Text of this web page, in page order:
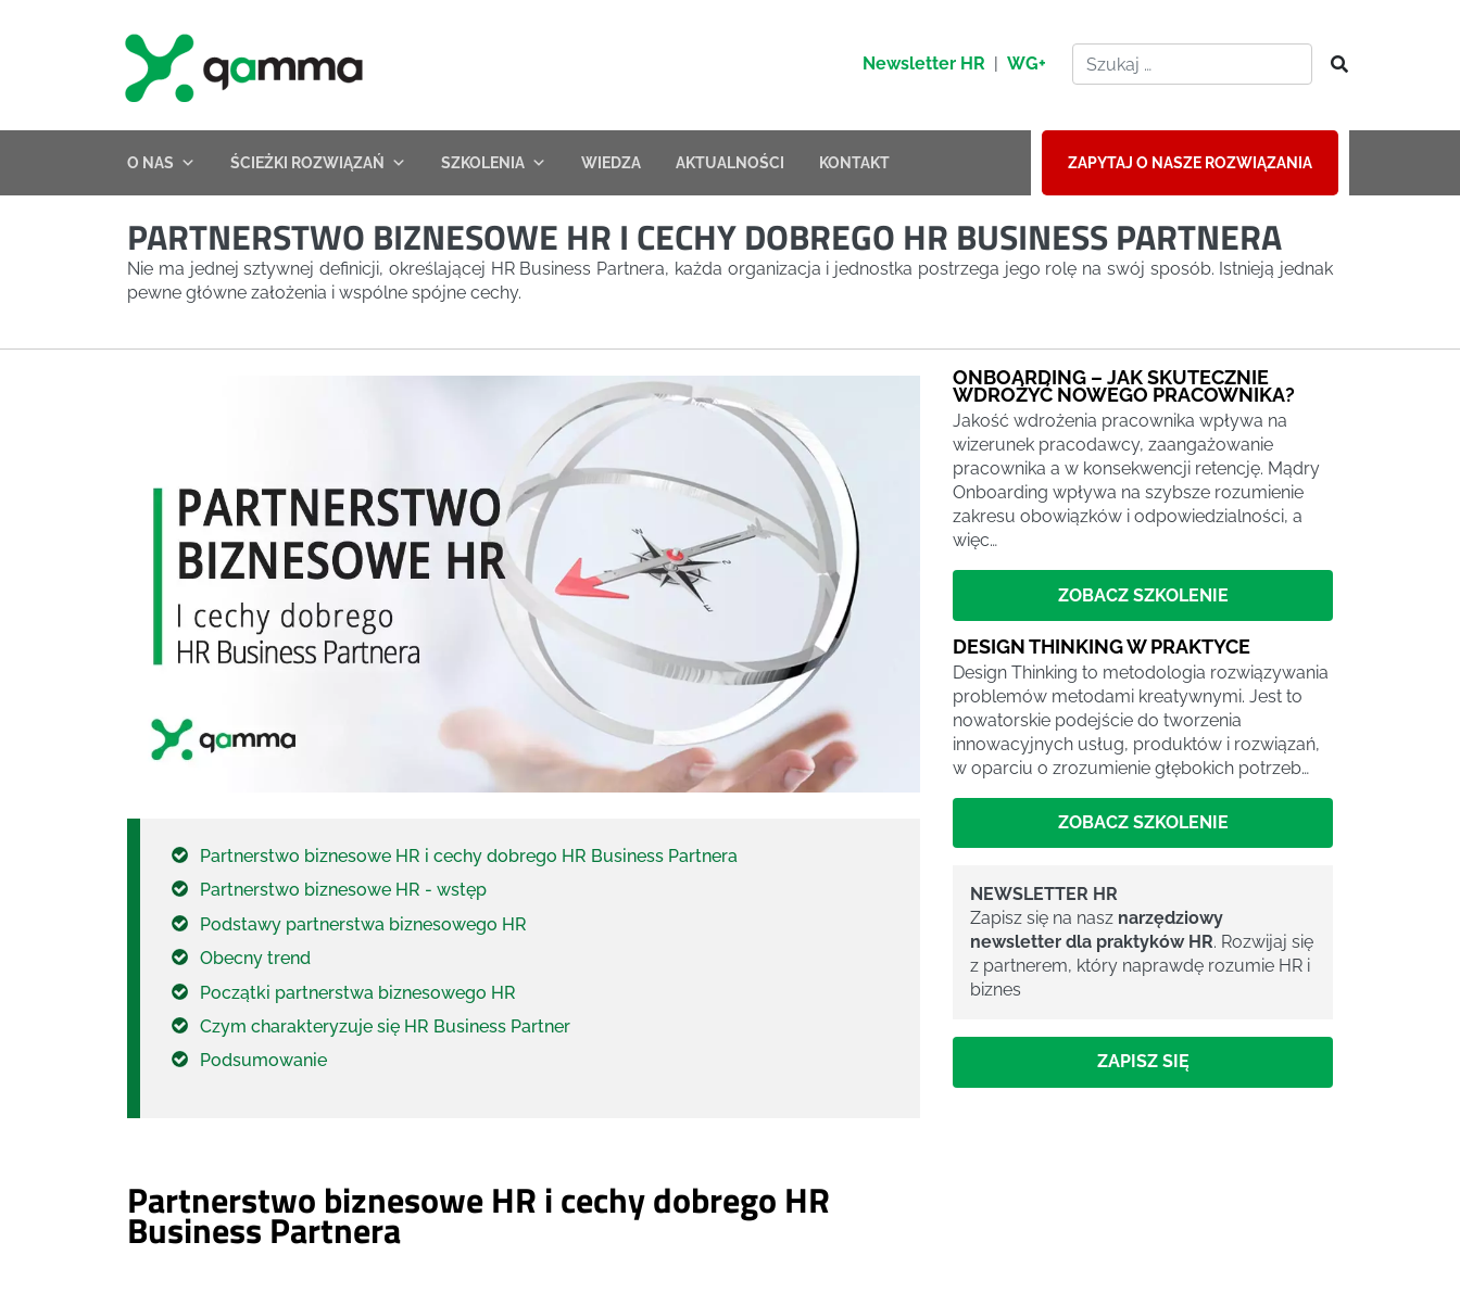
Newsletter HR | WG+
O NAS ŚCIEŻKI ROZWIĄZAŃ SZKOLENIA WIEDZA AKTUALNOŚCI KONTAKT ZAPYTAJ O NASZE ROZWIĄZANIA
PARTNERSTWO BIZNESOWE HR I CECHY DOBREGO HR BUSINESS PARTNERA
Nie ma jednej sztywnej definicji, określającej HR Business Partnera, każda organizacja i jednostka postrzega jego rolę na swój sposób. Istnieją jednak
pewne główne założenia i wspólne spójne cechy.
Partnerstwo biznesowe HR i cechy dobrego HR Business Partnera
Partnerstwo biznesowe HR - wstęp
Podstawy partnerstwa biznesowego HR
Obecny trend
Początki partnerstwa biznesowego HR
Czym charakteryzuje się HR Business Partner
Podsumowanie
Partnerstwo biznesowe HR i cechy dobrego HR
Business Partnera
ONBOARDING – JAK SKUTECZNIE
WDROŻYĆ NOWEGO PRACOWNIKA?
Jakość wdrożenia pracownika wpływa na
wizerunek pracodawcy, zaangażowanie
pracownika a w konsekwencji retencję. Mądry
Onboarding wpływa na szybsze rozumienie
zakresu obowiązków i odpowiedzialności, a
więc…
ZOBACZ SZKOLENIE
DESIGN THINKING W PRAKTYCE
Design Thinking to metodologia rozwiązywania
problemów metodami kreatywnymi. Jest to
nowatorskie podejście do tworzenia
innowacyjnych usług, produktów i rozwiązań,
w oparciu o zrozumienie głębokich potrzeb…
ZOBACZ SZKOLENIE
NEWSLETTER HR
Zapisz się na nasz narzędziowy
newsletter dla praktyków HR. Rozwijaj się
z partnerem, który naprawdę rozumie HR i
biznes
ZAPISZ SIĘ